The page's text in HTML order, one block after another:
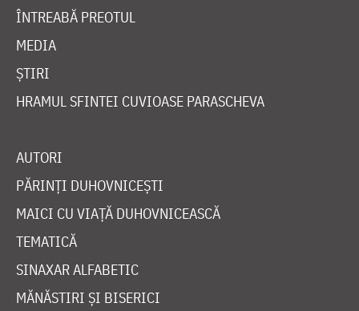
ÎNTREABĂ PREOTUL
MEDIA
ȘTIRI
HRAMUL SFINTEI CUVIOASE PARASCHEVA
AUTORI
PĂRINȚI DUHOVNICEȘTI
MAICI CU VIAȚĂ DUHOVNICEASCĂ
TEMATICĂ
SINAXAR ALFABETIC
MĂNĂSTIRI ȘI BISERICI